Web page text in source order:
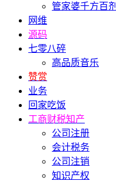
管家婆千方百剂
网维
源码
七零八碎
高品质音乐
赞赏
业务
回家吃饭
工商财税知产
公司注册
会计税务
公司注销
知识产权